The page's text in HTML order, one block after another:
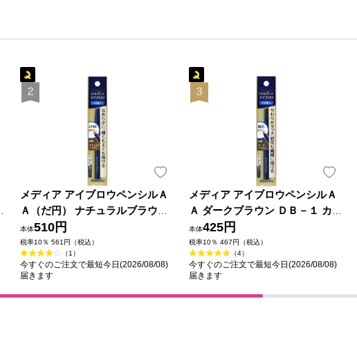
メディア アイブロウペンシルＡ
Ａ（だ円） ナチュラルブラウン
ＢＲ カネボウ化粧品
本体510円
税率10％ 561円（税込）
（1）
今すぐのご注文で最短今日(2026/08/08)
届きます
メディア アイブロウペンシルＡ
Ａ ダークブラウン ＤＢ－１ カネ
ボウ化粧品
本体425円
税率10％ 467円（税込）
（4）
今すぐのご注文で最短今日(2026/08/08)
届きます